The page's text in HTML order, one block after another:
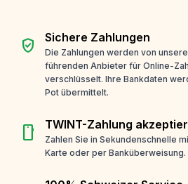
verified_user Sichere Zahlungen
Die Zahlungen werden von
führenden Anbieter für Online-
verschlüsselt. Ihre Bankdaten
Pot übermittelt.
smartphone TWINT-Zahlung
Zahlen Sie in Sekundenschnelle
Karte oder per Banküberweisung.